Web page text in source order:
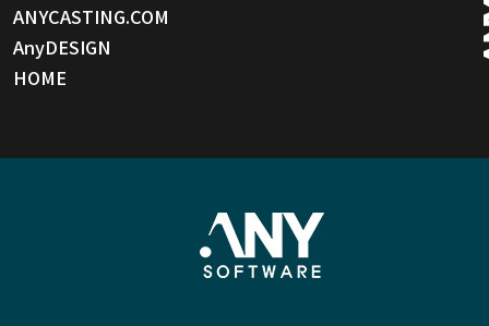
ANYCASTING.COM
AnyDESIGN
HOME